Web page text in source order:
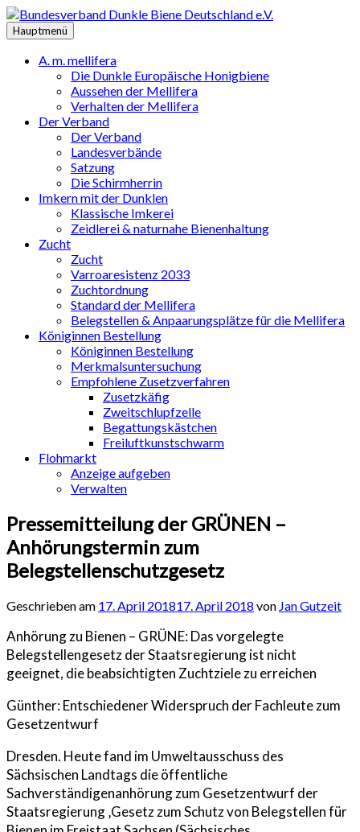
Zum
Inhalt
springen
Hauptmenü
A. m. mellifera
Die Dunkle Europäische Honigbiene
Aussehen der Mellifera
Verhalten der Mellifera
Der Verband
Der Verband
Landesverbände
Satzung
Die Schirmherrin
Imkern mit der Dunklen
Klassische Imkerei
Zeidlerei & naturnahe Bienenhaltung
Zucht
Zucht
Varroaresistenz 2033
Zuchtordnung
Standard der Mellifera
Belegstellen & Anpaarungsplätze für die Mellifera
Königinnen Bestellung
Königinnen Bestellung
Merkmalsuntersuchung
Empfohlene Zusetzverfahren
Zusetzkäfig
Zweitschlupfzelle
Begattungskästchen
Freiluftkunstschwarm
Flohmarkt
Anzeige aufgeben
Verwalten
Pressemitteilung der GRÜNEN –
Anhörungstermin zum
Belegstellenschutzgesetz
Geschrieben am 17. April 201817. April 2018 von Jan Gutzeit
Anhörung zu Bienen – GRÜNE: Das vorgelegte
Belegstellengesetz der Staatsregierung ist nicht
geeignet, die beabsichtigten Zuchtziele zu erreichen
Günther: Entschiedener Widerspruch der Fachleute zum
Gesetzentwurf
Dresden. Heute fand im Umweltausschuss des
Sächsischen Landtags die öffentliche
Sachverständigenanhörung zum Gesetzentwurf der
Staatsregierung ‚Gesetz zum Schutz von Belegstellen für